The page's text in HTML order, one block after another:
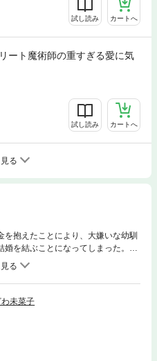
試し読み カートへ
ート魔術師の重すぎる愛に気
試し読み カートへ
る
抱えたことにより、大嫌いな幼馴
を結ぶことになってしまった。久
た雰囲気を纏っていたフロストだ
地悪な態度でリーゼロッテに迫って
テはこれ以上振り回されたくないと
ッテは家出先の魔道具店で正体不
れない運命なんだよ」幼馴染か
着令息の愛が重いすれ違いラブロ
未菜子